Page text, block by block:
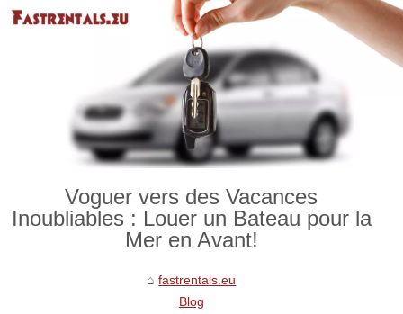
Voguer vers des Vacances
Inoubliables : Louer un Bateau pour la
Mer en Avant!
fastrentals.eu
Blog